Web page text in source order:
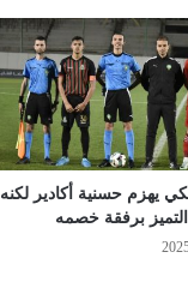
يهزم حسنية أكادير لكنه
برفقة خصمه